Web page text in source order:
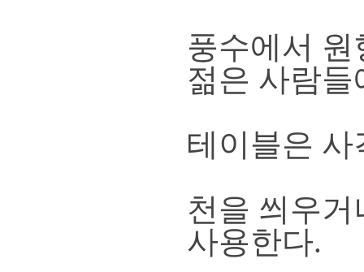
풍수에서
젊은 사람
테이블은
천을 씌우
사용한다.